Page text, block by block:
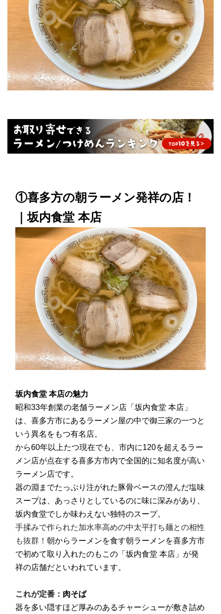
①喜多方の朝ラーメン発祥の店！
｜坂内食堂 本店
坂内食堂 本店の魅力
昭和33年創業の老舗ラーメン店「坂内食堂 本店」
は、喜多方市にあるラーメン屋の中で御三家の一つと
いう異名をもつ有名店。
から60年以上たつ現在でも、市内に120を超えるラー
メン店が点在する喜多方市内で全国的に知名度が高い
ラーメン店です。
器の淵までたっぷり注がれた豚骨ベースの澄んだ塩味
スープは、あっさりとしているのに味に深みがあり、
坂内食堂でしか味わえない独特のスープ。
手揉みで作られた加水率高めの中太平打ち麺との相性
も抜群！ 朝からラーメンを食す朝ラーメンを喜多方市
で初めて取り入れたのもこの「坂内食堂 本店」が発
祥の店舗だといわれています。
これが定番： 肉そば
器を多い隠すほど厚みのあるチャーシューが敷き詰め